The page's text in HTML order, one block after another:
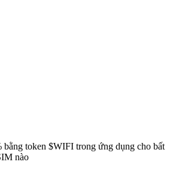
bằng token $WIFI trong ứng dụng cho bất
nào